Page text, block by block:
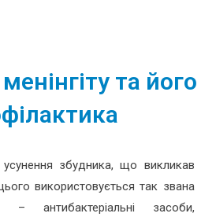
та його
збудника, що викликав
використовується так звана
– антибактеріальні засоби,